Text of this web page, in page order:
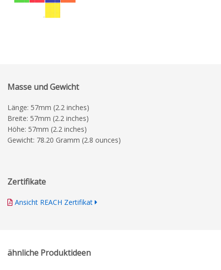
Masse und Gewicht
Länge: 57mm (2.2 inches)
Breite: 57mm (2.2 inches)
Höhe: 57mm (2.2 inches)
Gewicht: 78.20 Gramm (2.8 ounces)
Zertifikate
Ansicht REACH Zertifikat
ähnliche Produktideen